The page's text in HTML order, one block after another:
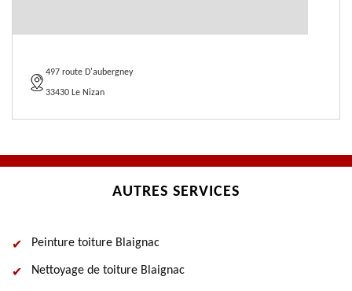
497 route D'aubergney
33430 Le Nizan
AUTRES SERVICES
Peinture toiture Blaignac
Nettoyage de toiture Blaignac